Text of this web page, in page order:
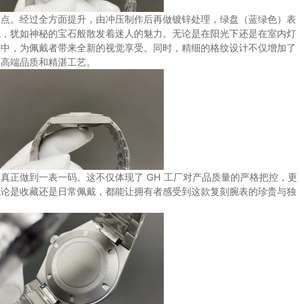
。经过全方面提升，由冲压制作后再做镀锌处理，绿盘（蓝绿色）表
犹如神秘的宝石般散发着迷人的魅力。无论是在阳光下还是在室内灯
，为佩戴者带来全新的视觉享受。同时，精细的格纹设计不仅增加了
端品质和精湛工艺。
正做到一表一码。这不仅体现了 GH 工厂对产品质量的严格把控，更
是收藏还是日常佩戴，都能让拥有者感受到这款复刻腕表的珍贵与独